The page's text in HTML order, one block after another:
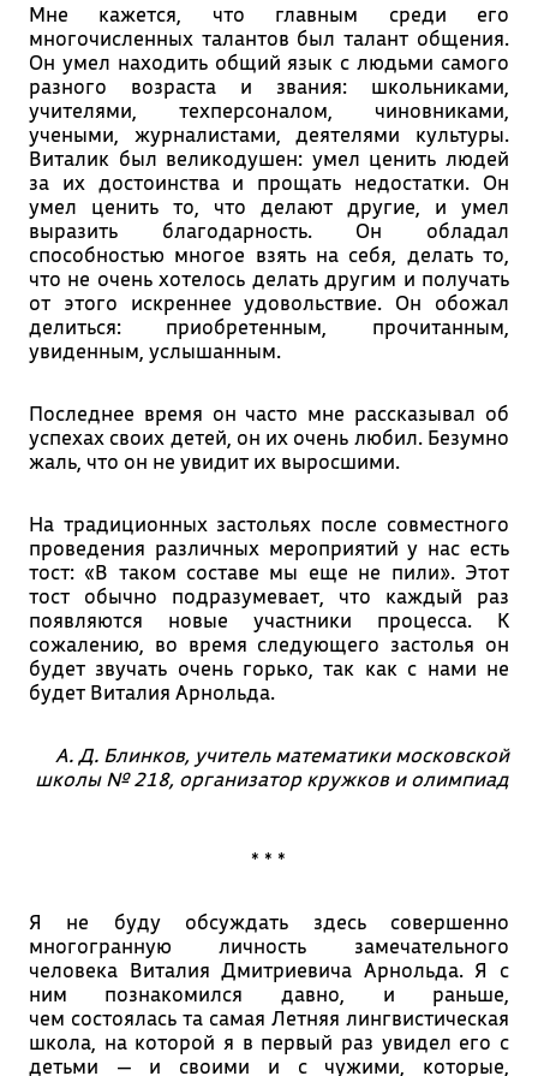
Мне кажется, что главным среди его
многочисленных талантов был талант общения.
Он умел находить общий язык с людьми самого
разного возраста и звания: школьниками,
учителями, техперсоналом, чиновниками,
учеными, журналистами, деятелями культуры.
Виталик был великодушен: умел ценить людей
за их достоинства и прощать недостатки. Он
умел ценить то, что делают другие, и умел
выразить благодарность. Он обладал
способностью многое взять на себя, делать то,
что не очень хотелось делать другим и получать
от этого искреннее удовольствие. Он обожал
делиться: приобретенным, прочитанным,
увиденным, услышанным.
Последнее время он часто мне рассказывал об
успехах своих детей, он их очень любил. Безумно
жаль, что он не увидит их выросшими.
На традиционных застольях после совместного
проведения различных мероприятий у нас есть
тост: «В таком составе мы еще не пили». Этот
тост обычно подразумевает, что каждый раз
появляются новые участники процесса. К
сожалению, во время следующего застолья он
будет звучать очень горько, так как с нами не
будет Виталия Арнольда.
А. Д. Блинков, учитель математики московской
школы № 218, организатор кружков и олимпиад
* * *
Я не буду обсуждать здесь совершенно
многогранную личность замечательного
человека Виталия Дмитриевича Арнольда. Я с
ним познакомился давно, и раньше,
чем состоялась та самая Летняя лингвистическая
школа, на которой я в первый раз увидел его с
детьми — и своими и с чужими, которые,